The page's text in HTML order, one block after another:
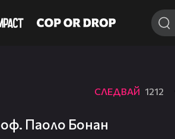
СЛЕДВАЙ 1212
Паоло Бонан